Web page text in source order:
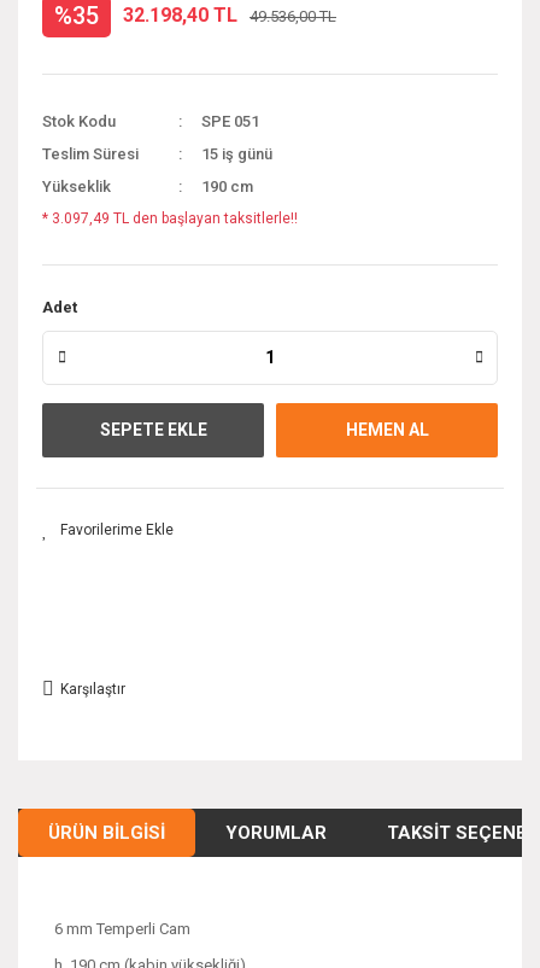
%35 32.198,40 TL 49.536,00 TL
Stok Kodu
SPE 051
Teslim Süresi
15 iş günü
Yükseklik
190 cm
* 3.097,49 TL den başlayan taksitlerle!!
Adet
SEPETE EKLE HEMEN AL
Karşılaştır
ÜRÜN BILGISI YORUMLAR TAKSIT
6 mm Temperli Cam